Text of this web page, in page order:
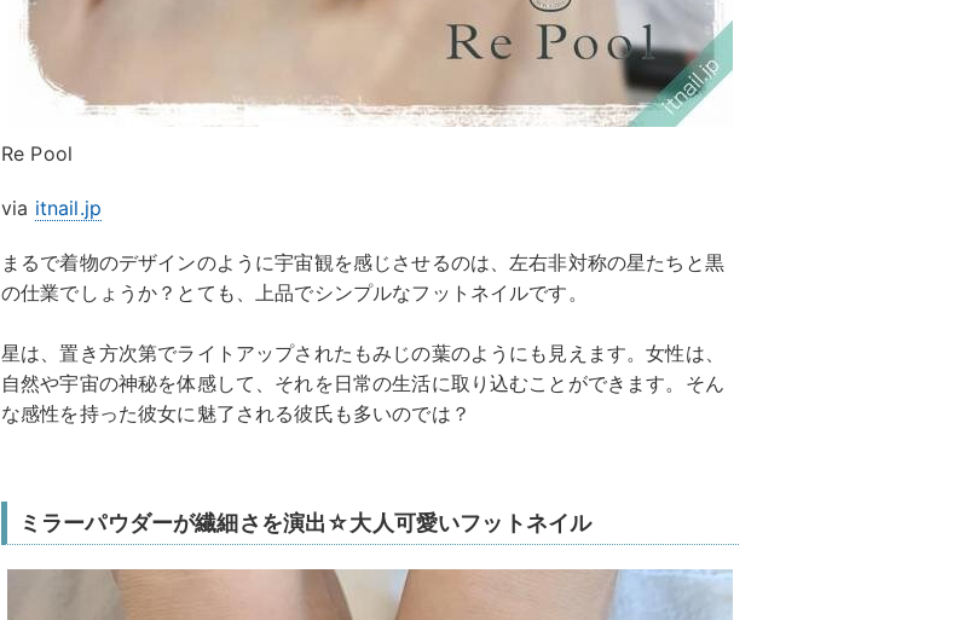
Re Pool
via itnail.jp
まるで着物のデザインのように宇宙観を感じさせるのは、左右非対称の星たちと黒
の仕業でしょうか？とても、上品でシンプルなフットネイルです。
星は、置き方次第でライトアップされたもみじの葉のようにも見えます。女性は、
自然や宇宙の神秘を体感して、それを日常の生活に取り込むことができます。そん
な感性を持った彼女に魅了される彼氏も多いのでは？
ミラーパウダーが繊細さを演出☆大人可愛いフットネイル